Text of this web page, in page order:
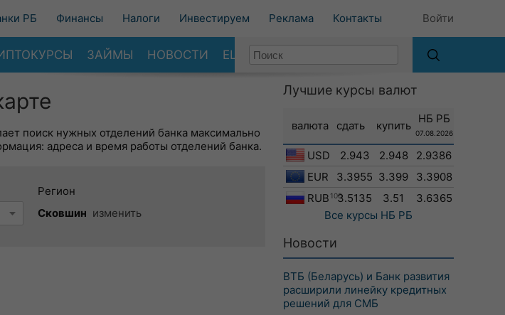
РБ Финансы Налоги Инвестируем Реклама Контакты Войти
ЗАЙМЫ НОВОСТИ ЕЩЕ
поиск нужных отделений банка максимально
адреса и время работы отделений банка.
Регион
Сковшин изменить
Лучшие курсы валют
валюта сдать купить
НБ РБ
07.08.2026
USD 2.943 2.948
2.9386
EUR
3.3955 3.399
3.3908
RUB 1003.5135 3.51
3.6365
Все курсы НБ РБ
Новости
ВТБ (Беларусь) и Банк развития
расширили линейку кредитных
решений для СМБ